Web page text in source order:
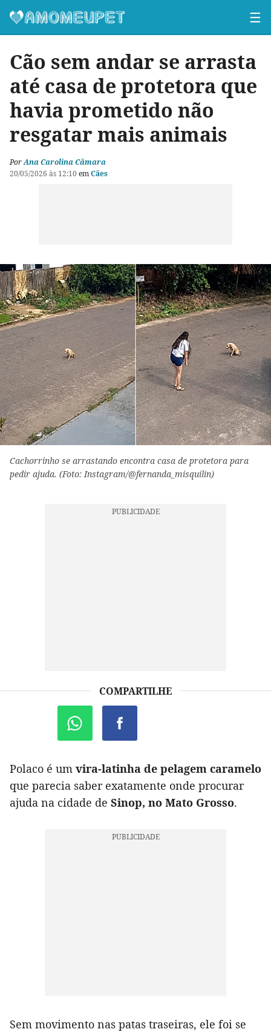
☰
Cão sem andar se arrasta
até casa de protetora que
havia prometido não
resgatar mais animais
PorAna Carolina Câmara
20/05/2026 às 12:10 emCães
Cachorrinho se arrastando encontra casa de protetora para
pedir ajuda. (Foto: Instagram/@fernanda_misquilin)
COMPARTILHE
Polaco é um vira-latinha de pelagem caramelo
que parecia saber exatamente onde procurar
ajuda na cidade de Sinop, no Mato Grosso.
Sem movimento nas patas traseiras, ele foi se